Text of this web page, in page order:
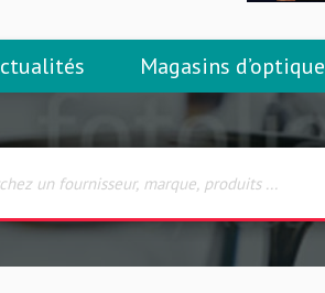
Magasins d’optique